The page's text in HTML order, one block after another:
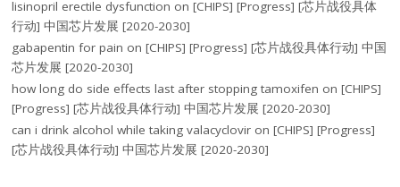
lisinopril erectile dysfunction on[CHIPS] [Progress] [芯片战役具体
行动] 中国芯片发展 [2020-2030]
gabapentin for pain on[CHIPS] [Progress] [芯片战役具体行动] 中国
芯片发展 [2020-2030]
how long do side effects last after stopping tamoxifen on[CHIPS]
[Progress] [芯片战役具体行动] 中国芯片发展 [2020-2030]
can i drink alcohol while taking valacyclovir on[CHIPS] [Progress]
[芯片战役具体行动] 中国芯片发展 [2020-2030]